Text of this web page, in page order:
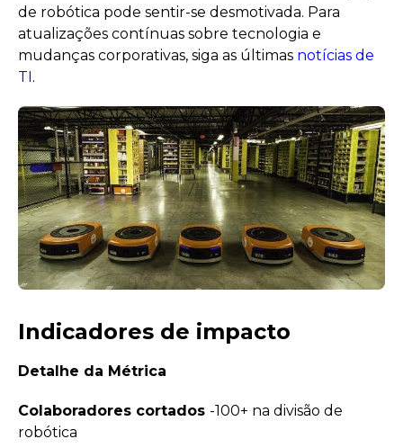
de robótica pode sentir-se desmotivada. Para
atualizações contínuas sobre tecnologia e
mudanças corporativas, siga as últimas notícias de
TI.
Indicadores de impacto
Detalhe da Métrica
Colaboradores cortados -100+ na divisão de
robótica